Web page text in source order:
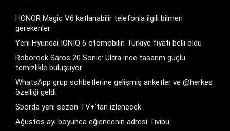
HONOR Magic V6 katlanabilir telefonla ilgili bilmen
gerekenler
Yeni Hyundai IONIQ 6 otomobilin Türkiye fiyatı belli oldu
Roborock Saros 20 Sonic: Ultra ince tasarım güçlü
temizlikle buluşuyor
WhatsApp grup sohbetlerine gelişmiş anketler ve @herkes
özelliği geldi
Sporda yeni sezon TV+’tan izlenecek
Ağustos ayı boyunca eğlencenin adresi Tivibu